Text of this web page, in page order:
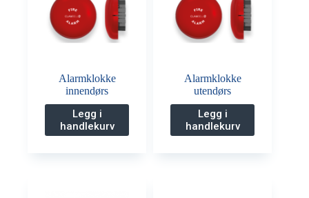
Alarmklokke
innendørs
Legg i
handlekurv
Alarmklokke
utendørs
Legg i
handlekurv